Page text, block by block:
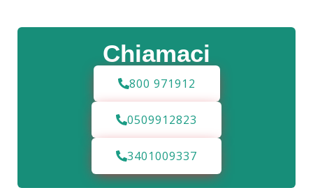
Chiamaci
800 971912
0509912823
3401009337